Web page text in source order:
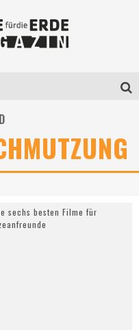
Filme für die Erde Pop-up Kino am 28. Mai 2021
sechs besten Filme für